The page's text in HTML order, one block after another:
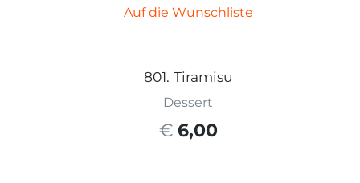
Auf die Wunschliste
801. Tiramisu
Dessert
€ 6,00